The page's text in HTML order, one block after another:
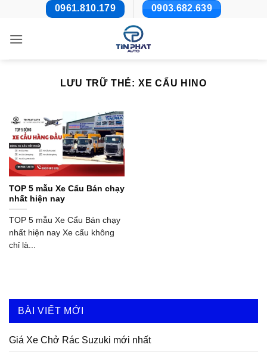
nội
0961.810.179 0903.682.639
LƯU TRỮ THẺ: XE CẨU HINO
BÀI VIẾT MỚI
Giá Xe Chở Rác Suzuki mới nhất
TOP 5 mẫu Xe Cẩu Bán chạy
nhất hiện nay
TOP 5 mẫu Xe Cẩu Bán chạy
nhất hiện nay Xe cẩu không
chỉ là...